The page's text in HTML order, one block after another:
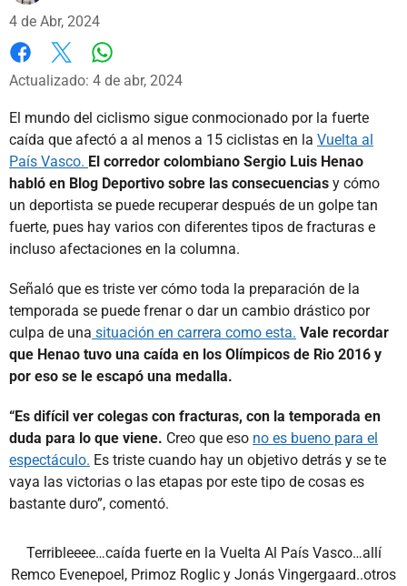
4 de Abr, 2024
Facebook
X
Actualizado: 4 de abr, 2024
El mundo del ciclismo sigue conmocionado por la fuerte
caída que afectó a al menos a 15 ciclistas en la Vuelta al
País Vasco. El corredor colombiano Sergio Luis Henao
habló en Blog Deportivo sobre las consecuencias y cómo
un deportista se puede recuperar después de un golpe tan
fuerte, pues hay varios con diferentes tipos de fracturas e
incluso afectaciones en la columna.
Señaló que es triste ver cómo toda la preparación de la
temporada se puede frenar o dar un cambio drástico por
culpa de una situación en carrera como esta. Vale recordar
que Henao tuvo una caída en los Olímpicos de Rio 2016 y
por eso se le escapó una medalla.
“Es difícil ver colegas con fracturas, con la temporada en
duda para lo que viene. Creo que eso no es bueno para el
espectáculo. Es triste cuando hay un objetivo detrás y se te
vaya las victorias o las etapas por este tipo de cosas es
bastante duro”, comentó.
Terribleeee…caída fuerte en la Vuelta Al País Vasco…allí
Remco Evenepoel, Primoz Roglic y Jonás Vingergaard..otros